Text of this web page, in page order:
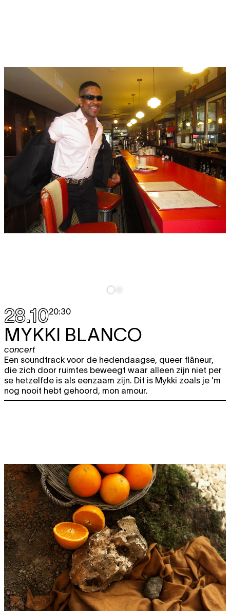
28.1020:30
MYKKI BLANCO
concert
Een soundtrack voor de hedendaagse, queer flâneur,
die zich door ruimtes beweegt waar alleen zijn niet per
se hetzelfde is als eenzaam zijn. Dit is Mykki zoals je 'm
nog nooit hebt gehoord, mon amour.